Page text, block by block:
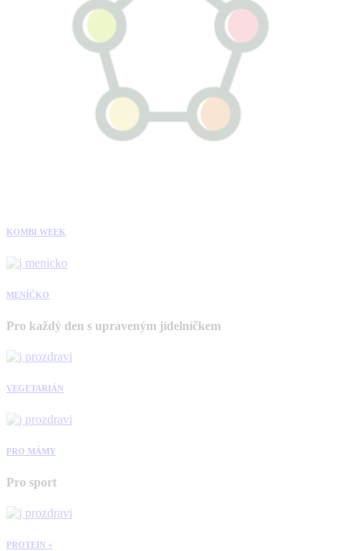
KOMBI WEEK
MENÍČKO
Pro každý den s upraveným jídelníčkem
VEGETARIÁN
PRO MÁMY
Pro sport
PROTEIN +